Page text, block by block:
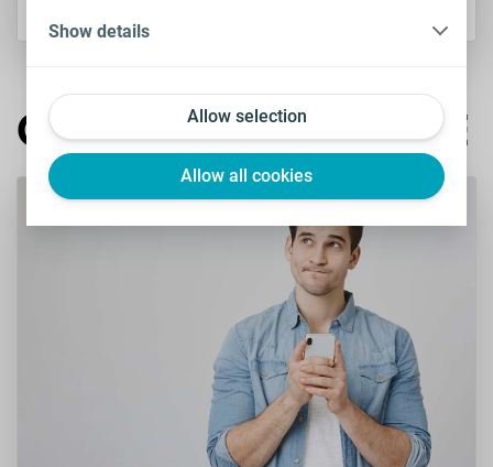
Allow selection
Allow all cookies
Show details
CONSIGLI DI SALUTE